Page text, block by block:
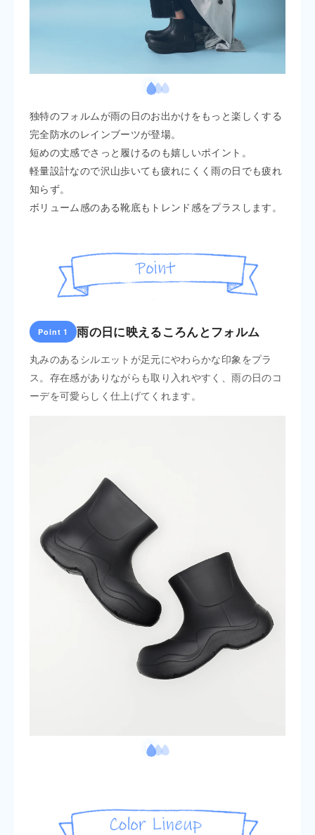
独特のフォルムが雨の日のお出かけをもっと楽しくする
完全防水のレインブーツが登場。
短めの丈感でさっと履けるのも嬉しいポイント。
軽量設計なので沢山歩いても疲れにくく雨の日でも疲れ
知らず。
ボリューム感のある靴底もトレンド感をプラスします。
Point 1 雨の日に映えるころんとフォルム
丸みのあるシルエットが足元にやわらかな印象をプラ
ス。存在感がありながらも取り入れやすく、雨の日のコ
ーデを可愛らしく仕上げてくれます。